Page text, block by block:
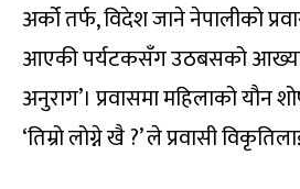
अर्को तर्फ, विदेश जाने नेपालीको
आएकी पर्यटकसँग उठबसको
अनुराग’। प्रवासमा महिलाको यौन
‘तिम्रो लोग्ने खै ?’ ले प्रवासी